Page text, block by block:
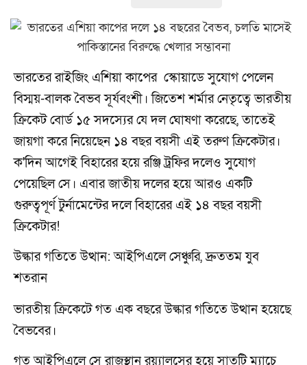
ভারতের রাইজিং এশিয়া কাপের স্কোয়াডে সুযোগ পেলেন
বিস্ময়-বালক বৈভব সূর্যবংশী। জিতেশ শর্মার নেতৃত্বে ভারতীয়
ক্রিকেট বোর্ড ১৫ সদস্যের যে দল ঘোষণা করেছে, তাতেই
জায়গা করে নিয়েছেন ১৪ বছর বয়সী এই তরুণ ক্রিকেটার।
ক'দিন আগেই বিহারের হয়ে রঞ্জি ট্রফির দলেও সুযোগ
পেয়েছিল সে। এবার জাতীয় দলের হয়ে আরও একটি
গুরুত্বপূর্ণ টুর্নামেন্টের দলে বিহারের এই ১৪ বছর বয়সী
ক্রিকেটার!
উল্কার গতিতে উত্থান: আইপিএলে সেঞ্চুরি, দ্রুততম যুব
শতরান
ভারতীয় ক্রিকেটে গত এক বছরে উল্কার গতিতে উত্থান হয়েছে
বৈভবের।
গত আইপিএলে সে রাজস্থান রয়্যালসের হয়ে সাতটি ম্যাচে